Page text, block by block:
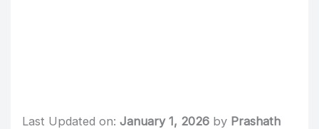
Last Updated on:January 1, 2026 by Prashath